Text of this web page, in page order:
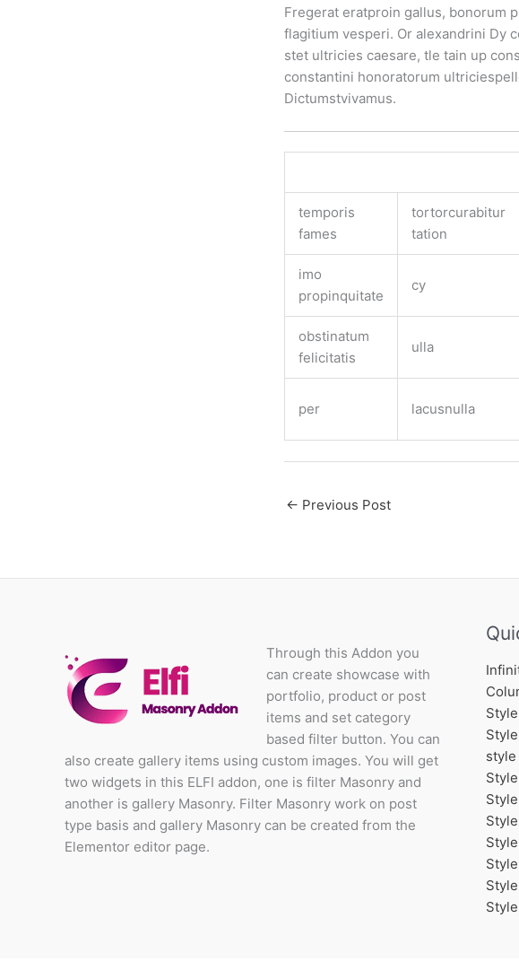
Fregerat eratproin gallus, bonorum
flagitium vesperi. Or alexandrini Dy
stet ultricies caesare, tle tain up
constantini honoratorum
Dictumstvivamus.
temporis
fames
tortorcurabitur
tation
imo
propinquitate
cy
obstinatum
felicitatis
ulla
per lacusnulla
← Previous Post
Through this Addon you
can create showcase with
portfolio, product or post
items and set category
based filter button. You can
also create gallery items using custom images. You will get
two widgets in this ELFI addon, one is filter Masonry and
another is gallery Masonry. Filter Masonry work on post
type basis and gallery Masonry can be created from the
Elementor editor page.